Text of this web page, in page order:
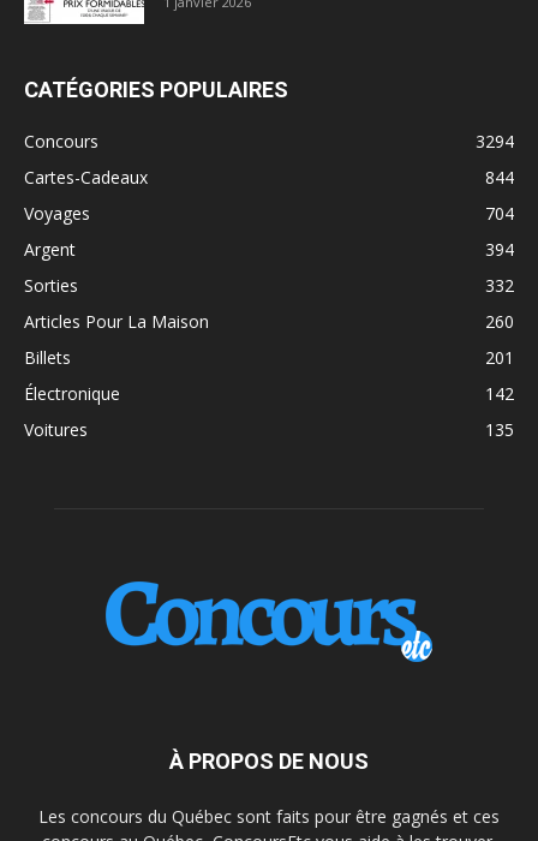
CATÉGORIES POPULAIRES
Concours
3294
Cartes-Cadeaux
844
Voyages
704
Argent
394
Sorties
332
Articles Pour La Maison
260
Billets
201
Électronique
142
Voitures
135
À PROPOS DE NOUS
Les concours du Québec sont faits pour être gagnés et ces